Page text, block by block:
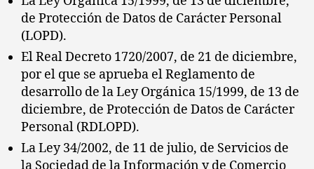
de Protección de Datos de Carácter Personal
(LOPD).
El Real Decreto 1720/2007, de 21 de diciembre,
por el que se aprueba el Reglamento de
desarrollo de la Ley Orgánica 15/1999, de 13 de
diciembre, de Protección de Datos de Carácter
Personal (RDLOPD).
La Ley 34/2002, de 11 de julio, de Servicios de
la Sociedad de la Información y de Comercio